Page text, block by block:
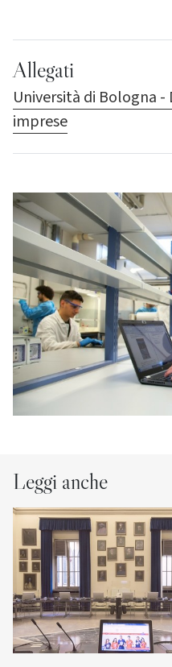
Allegati
Università di Bologna
imprese
Leggi anche